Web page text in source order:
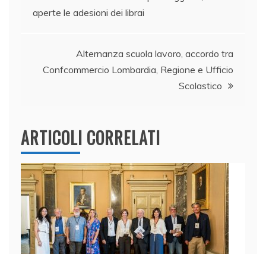
o n
p
di
articoli
aperte le adesioni dei librai
Alternanza scuola lavoro, accordo tra
Confcommercio Lombardia, Regione e Ufficio
Scolastico
ARTICOLI CORRELATI